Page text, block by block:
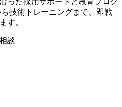
技術トレーニングまで、即戦
す。